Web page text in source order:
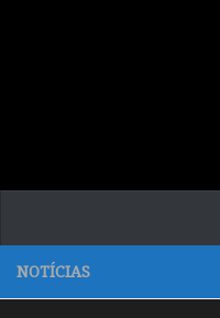
NOTÍCIAS